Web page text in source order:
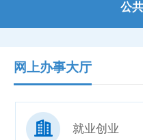
公
网上办事大厅
就业创业